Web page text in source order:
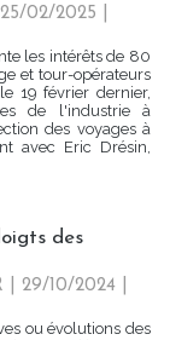
02/2025
les intérêts de 80
et tour-opérateurs
19 février dernier,
de l'industrie à
des voyages à
avec Eric Drésin,
des
| 29/10/2024
ou évolutions des